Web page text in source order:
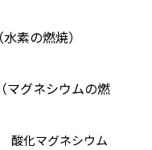
（水素の燃焼）
マグネシウムの燃
化マグネシウム